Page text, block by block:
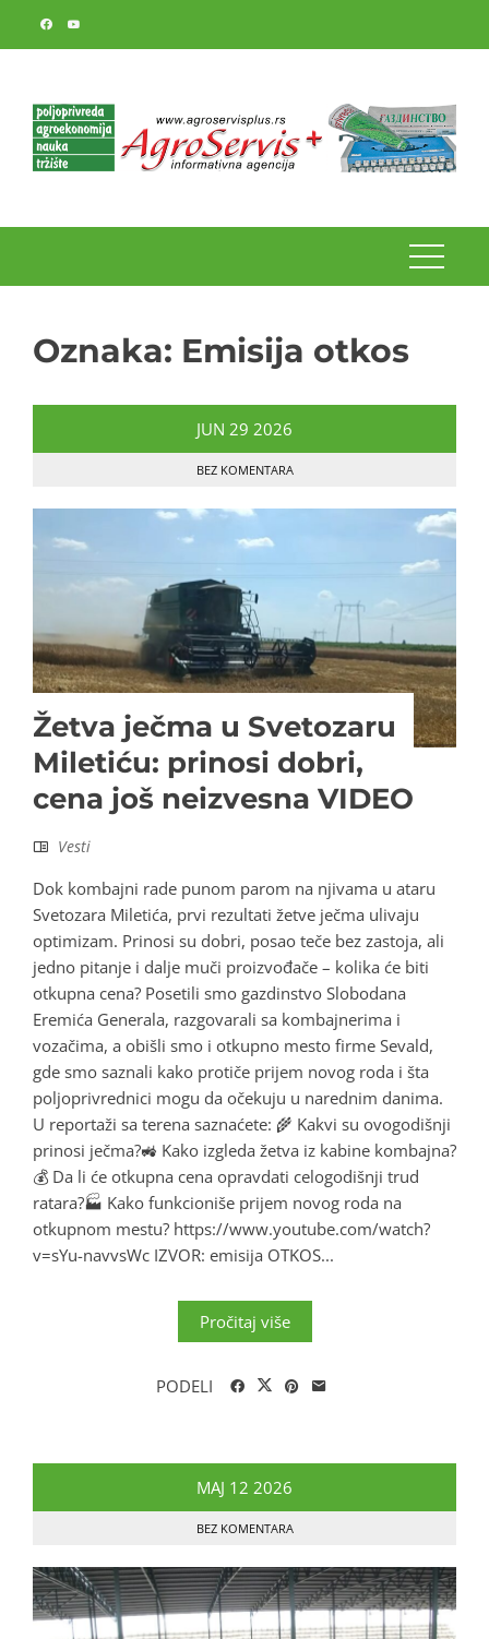
Oznaka: Emisija otkos
JUN 29 2026
BEZ KOMENTARA
Žetva ječma u Svetozaru
Miletiću: prinosi dobri,
cena još neizvesna VIDEO
Vesti
Dok kombajni rade punom parom na njivama u ataru
Svetozara Miletića, prvi rezultati žetve ječma ulivaju
optimizam. Prinosi su dobri, posao teče bez zastoja, ali
jedno pitanje i dalje muči proizvođače – kolika će biti
otkupna cena? Posetili smo gazdinstvo Slobodana
Eremića Generala, razgovarali sa kombajnerima i
vozačima, a obišli smo i otkupno mesto firme Sevald,
gde smo saznali kako protiče prijem novog roda i šta
poljoprivrednici mogu da očekuju u narednim danima.
U reportaži sa terena saznaćete: 🌾 Kakvi su ovogodišnji
prinosi ječma?🚜 Kako izgleda žetva iz kabine kombajna?
💰 Da li će otkupna cena opravdati celogodišnji trud
ratara?🏭 Kako funkcioniše prijem novog roda na
otkupnom mestu? https://www.youtube.com/watch?
v=sYu-navvsWc IZVOR: emisija OTKOS...
Pročitaj više
PODELI
MAJ 12 2026
BEZ KOMENTARA